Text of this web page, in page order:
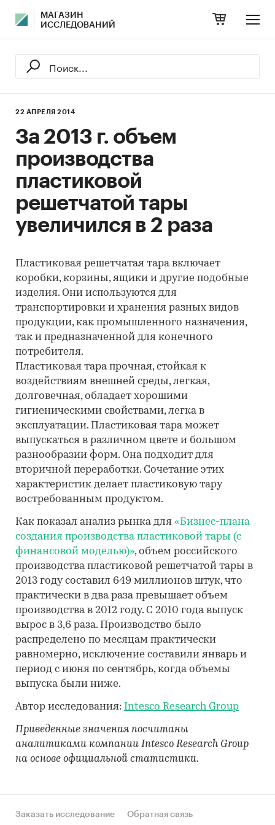
МАГАЗИН
ИССЛЕДОВАНИЙ
22 АПРЕЛЯ 2014
За 2013 г. объем
производства
пластиковой
решетчатой тары
увеличился в 2 раза
Пластиковая решетчатая тара включает
коробки, корзины, ящики и другие подобные
изделия. Они используются для
транспортировки и хранения разных видов
продукции, как промышленного назначения,
так и предназначенной для конечного
потребителя.
Пластиковая тара прочная, стойкая к
воздействиям внешней среды, легкая,
долговечная, обладает хорошими
гигиеническими свойствами, легка в
эксплуатации. Пластиковая тара может
выпускаться в различном цвете и большом
разнообразии форм. Она подходит для
вторичной переработки. Сочетание этих
характеристик делает пластиковую тару
востребованным продуктом.
Как показал анализ рынка для «Бизнес-плана
создания производства пластиковой тары (с
финансовой моделью)», объем российского
производства пластиковой решетчатой тары в
2013 году составил 649 миллионов штук, что
практически в два раза превышает объем
производства в 2012 году. C 2010 года выпуск
вырос в 3,6 раза. Производство было
распределено по месяцам практически
равномерно, исключение составили январь и
период с июня по сентябрь, когда объемы
выпуска были ниже.
Автор исследования: Intesco Research Group
Приведенные значения посчитаны
аналитиками компании Intesco Research Group
на основе официальной статистики.
Заказать исследование Обратная связь